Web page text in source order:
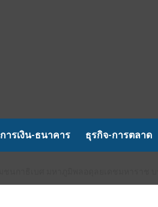
การเงิน-ธนาคาร ธุรกิจ-การตลาด